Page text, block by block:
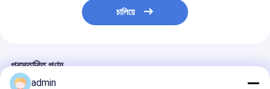
চালিয়ে
প্রস্তাবিত পণ্য
admin